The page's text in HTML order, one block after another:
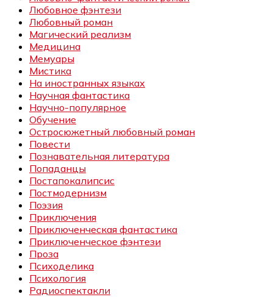
Любовное фэнтези
Любовный роман
Магический реализм
Медицина
Мемуары
Мистика
На иностранных языках
Научная фантастика
Научно-популярное
Обучение
Остросюжетный любовный роман
Повести
Познавательная литература
Попаданцы
Постапокалипсис
Постмодернизм
Поэзия
Приключения
Приключенческая фантастика
Приключенческое фэнтези
Проза
Психоделика
Психология
Радиоспектакли